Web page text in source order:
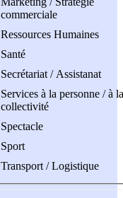
commerciale
Ressources Humaines
Santé
Secrétariat / Assistanat
Services à la personne / à la
collectivité
Spectacle
Sport
Transport / Logistique